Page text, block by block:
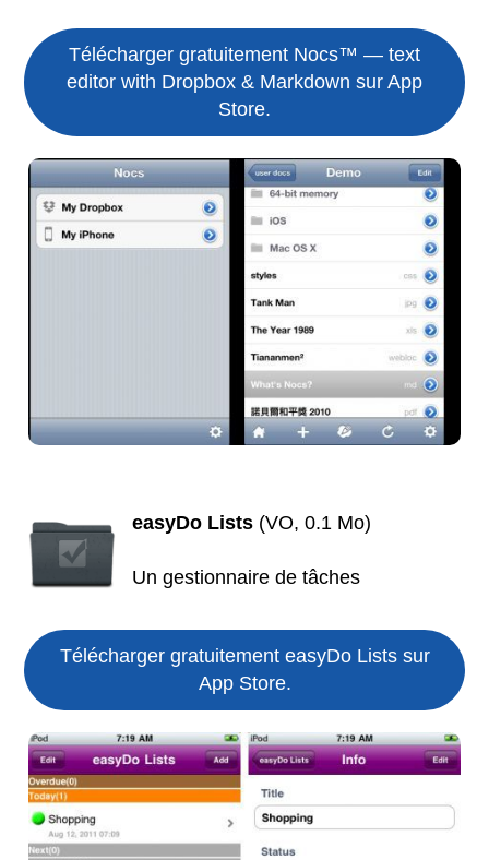
Télécharger gratuitement Nocs™ — text
editor with Dropbox & Markdown sur App
Store.
easyDo Lists (VO, 0.1 Mo)
Un gestionnaire de tâches
Télécharger gratuitement easyDo Lists sur
App Store.